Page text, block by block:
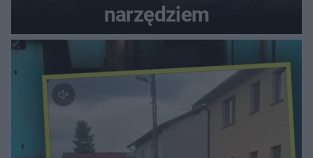
narzędziem